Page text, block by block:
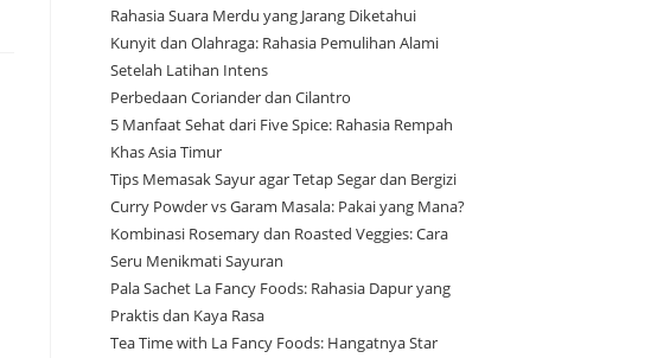
Rahasia Suara Merdu yang Jarang Diketahui
Kunyit dan Olahraga: Rahasia Pemulihan Alami
Setelah Latihan Intens
Perbedaan Coriander dan Cilantro
5 Manfaat Sehat dari Five Spice: Rahasia Rempah
Khas Asia Timur
Tips Memasak Sayur agar Tetap Segar dan Bergizi
Curry Powder vs Garam Masala: Pakai yang Mana?
Kombinasi Rosemary dan Roasted Veggies: Cara
Seru Menikmati Sayuran
Pala Sachet La Fancy Foods: Rahasia Dapur yang
Praktis dan Kaya Rasa
Tea Time with La Fancy Foods: Hangatnya Star